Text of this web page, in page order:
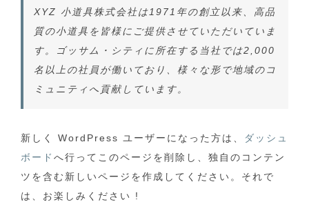
XYZ 小道具株式会社は1971年の創立以来、高品
質の小道具を皆様にご提供させていただいていま
す。ゴッサム・シティに所在する当社では2,000
名以上の社員が働いており、様々な形で地域のコ
ミュニティへ貢献しています。
新しく WordPress ユーザーになった方は、
ダッシュ
ボード へ行ってこのページを削除し、独自のコンテン
ツを含む新しいページを作成してください。それで
は、お楽しみください !